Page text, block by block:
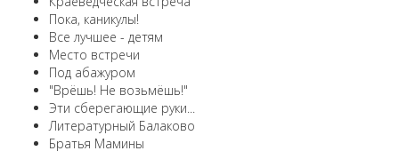
Пока, каникулы!
Все лучшее - детям
Место встречи
Под абажуром
"Врёшь! Не возьмёшь!"
Эти сберегающие руки...
Литературный Балаково
Братья Мамины